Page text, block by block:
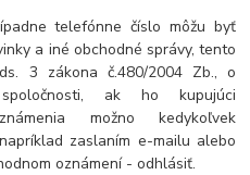
telefónne číslo môžu byť
a iné obchodné správy, tento
3 zákona č.480/2004 Zb., o
ak ho kupujúci
možno kedykoľvek
zaslaním e-mailu alebo
oznámení - odhlásiť.